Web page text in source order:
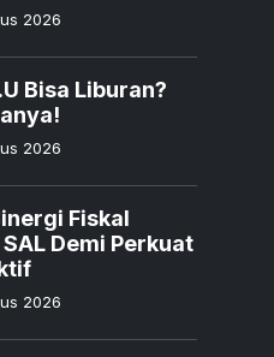
2026
Bisa Liburan?
2026
Fiskal
Demi Perkuat
2026